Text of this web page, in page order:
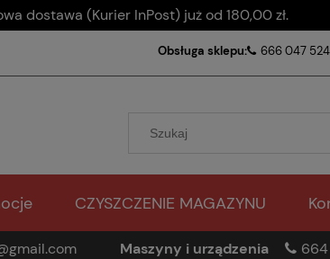
dostawa (Kurier InPost) już od 180,00 zł.
Obsługa sklepu: 666 047 524
CZYSZCZENIE MAGAZYNU
Maszyny i urządzenia 664